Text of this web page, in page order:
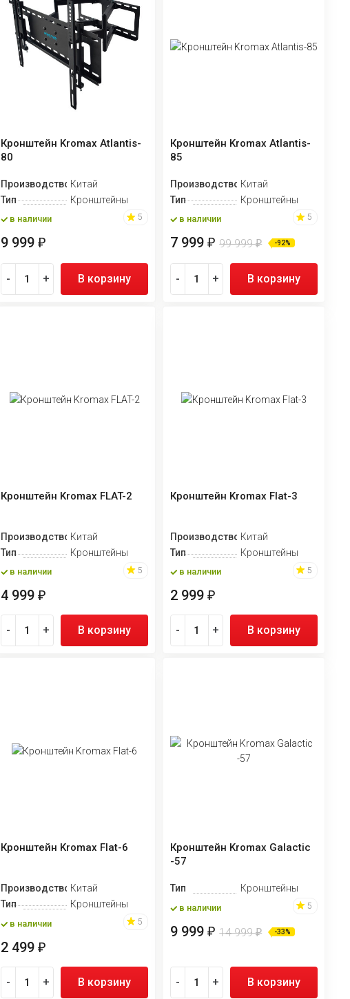
Кронштейн Kromax Atlantis-
80
Производство Китай
Тип
Кронштейны
в наличии 5
9 999₽
- + В корзину
Кронштейн Kromax Atlantis-
85
Производство Китай
Тип
Кронштейны
в наличии 5
7 999₽ 99 999₽ -92%
- + В корзину
Кронштейн Kromax FLAT-2
Производство Китай
Тип
Кронштейны
в наличии 5
4 999₽
- + В корзину
Кронштейн Kromax Flat-3
Производство Китай
Тип
Кронштейны
в наличии 5
2 999₽
- + В корзину
Кронштейн Kromax Flat-6
Производство Китай
Тип
Кронштейны
в наличии 5
2 499₽
- + В корзину
Кронштейн Kromax Galactic
-57
Тип Кронштейны
в наличии 5
9 999₽ 14 999₽ -33%
- + В корзину